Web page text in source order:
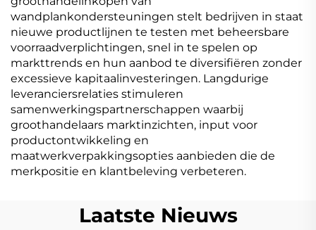
wandplankondersteuningen stelt bedrijven in staat
nieuwe productlijnen te testen met beheersbare
voorraadverplichtingen, snel in te spelen op
markttrends en hun aanbod te diversifiëren zonder
excessieve kapitaalinvesteringen. Langdurige
leveranciersrelaties stimuleren
samenwerkingspartnerschappen waarbij
groothandelaars marktinzichten, input voor
productontwikkeling en
maatwerkverpakkingsopties aanbieden die de
merkpositie en klantbeleving verbeteren.
Laatste Nieuws